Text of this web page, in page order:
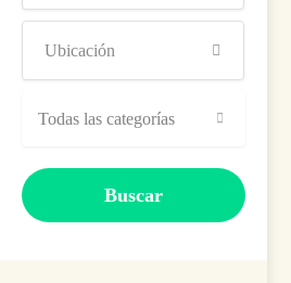
Todas las categorías
Buscar